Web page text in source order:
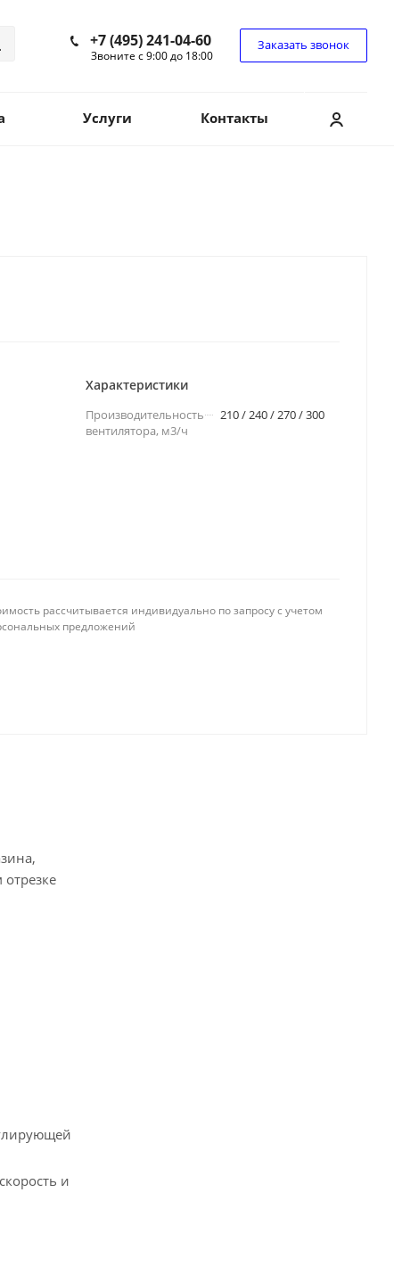
+7 (495) 241-04-60
Звоните с 9:00 до 18:00
Заказать звонок
Услуги Контакты
Характеристики
Производительность
вентилятора, м3/ч
210 / 240 / 270 / 300
рассчитывается индивидуально по запросу с учетом
предложений
и